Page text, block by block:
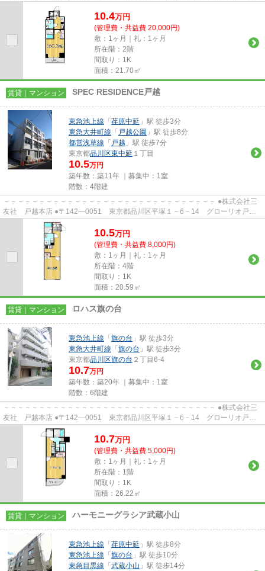
専用ゴミ置き場☆ネット使用料不要☆
10.4万円
(管理費・共益費 20,000円)
敷：1ヶ月｜礼：1ヶ月
所在階：2階
間取り：1K
面積：21.70㎡
賃貸｜マンション SPEC RESIDENCE戸越
東急池上線 「 荏原中延 」駅 徒歩3分
東急大井町線 「 戸越公園 」駅 徒歩8分
都営浅草線 「 戸越 」駅 徒歩7分
東京都品川区東中延 １丁目
10.5万円
築年数：築11年 ｜募集中： 1室
階数：4階建
－－－－－－－－－－－－－－－－－－－－－－－－－－－－－－ ●株式会社三
友社 戸越本店 ●〒142―0051 東京都品川区平塚１－6－14 グローリオ戸越
銀座1階 ●TEL：03-3783-1218...
10.5万円
(管理費・共益費 8,000円)
敷：1ヶ月｜礼：1ヶ月
所在階：4階
間取り：1K
面積：20.59㎡
賃貸｜マンション ロハス旗の台
東急池上線 「 旗の台 」駅 徒歩3分
東急大井町線 「 旗の台 」駅 徒歩3分
東京都品川区旗の台 ２丁目6-4
10.7万円
築年数：築20年 ｜募集中： 1室
階数：6階建
－－－－－－－－－－－－－－－－－－－－－－－－－－－－－－ ●株式会社三
友社 戸越本店 ●〒142―0051 東京都品川区平塚１－6－14 グローリオ戸越
銀座1階 ●TEL：03-3783-1218...
10.7万円
(管理費・共益費 5,000円)
敷：1ヶ月｜礼：1ヶ月
所在階：1階
間取り：1K
面積：26.22㎡
賃貸｜マンション ハーモニーグラシア武蔵小山
東急池上線 「 荏原中延 」駅 徒歩8分
東急池上線 「 旗の台 」駅 徒歩10分
東急目黒線 「 武蔵小山 」駅 徒歩14分